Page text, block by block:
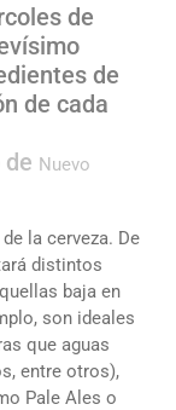
de
de
de cada
Nuevo
la cerveza. De
distintos
baja en
son ideales
que aguas
entre otros),
Pale Ales o